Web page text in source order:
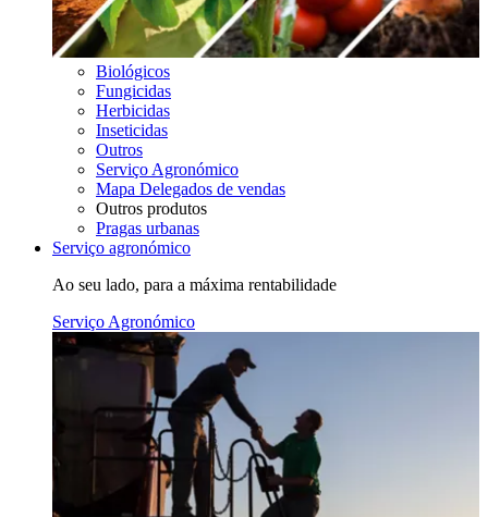
Biológicos
Fungicidas
Herbicidas
Inseticidas
Outros
Serviço Agronómico
Mapa Delegados de vendas
Outros produtos
Pragas urbanas
Serviço agronómico
Ao seu lado, para a máxima rentabilidade
Serviço Agronómico